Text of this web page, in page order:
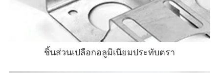
ชิ้นส่วนเปลือกอลูมิเนียมประทับตรา